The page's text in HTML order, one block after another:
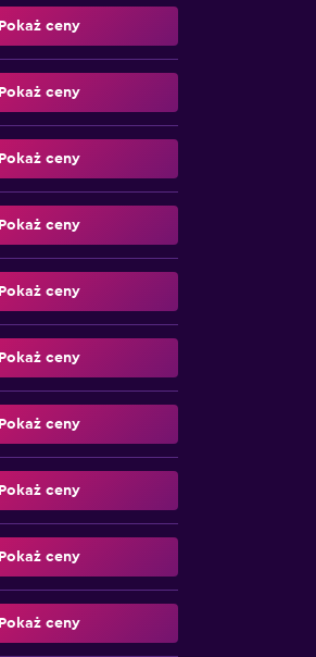
Pokaż ceny
Pokaż ceny
Pokaż ceny
Pokaż ceny
Pokaż ceny
Pokaż ceny
Pokaż ceny
Pokaż ceny
Pokaż ceny
Pokaż ceny